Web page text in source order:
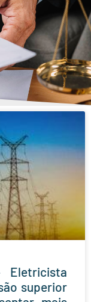
Eletricista
superior